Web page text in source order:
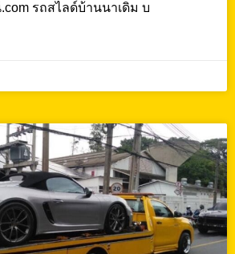
รถสไลด์บ้านนาเดิม บ